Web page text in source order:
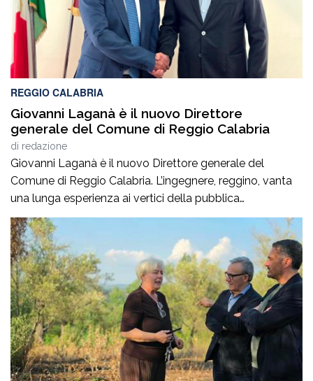
REGGIO CALABRIA
Giovanni Laganà è il nuovo Direttore
generale del Comune di Reggio Calabria
di redazione
Giovanni Laganà è il nuovo Direttore generale del
Comune di Reggio Calabria. L’ingegnere, reggino, vanta
una lunga esperienza ai vertici della pubblica
amministrazione e della gestione delle infrastrutture in
Calabria ed in Sicilia. È stato Vice Direttore regionale
Anas Sicilia, Capo Compartimento Anas Calabria,
Direttore generale della Regione Calabria e Direttore
generale della ItalConsult Spa, […]